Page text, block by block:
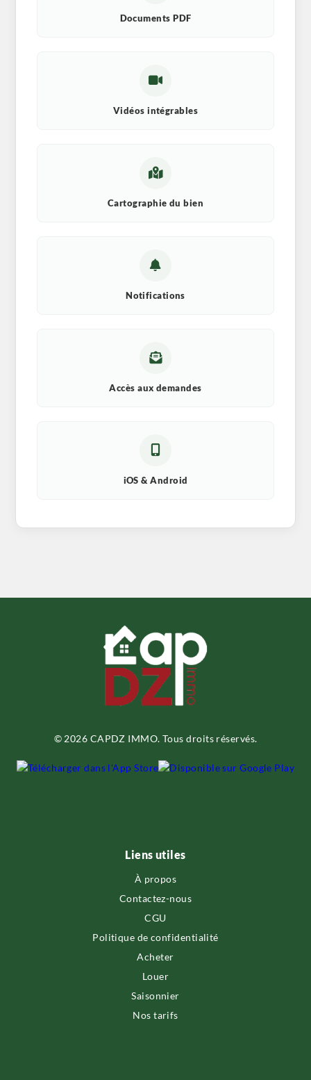
Documents PDF
Vidéos intégrables
Cartographie du bien
Notifications
Accès aux demandes
iOS & Android
© 2026 CAPDZ IMMO. Tous droits réservés.
Liens utiles
À propos
Contactez-nous
CGU
Politique de confidentialité
Acheter
Louer
Saisonnier
Nos tarifs